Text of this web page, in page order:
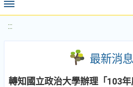
:::
最新消息
轉知國立政治大學辦理「103